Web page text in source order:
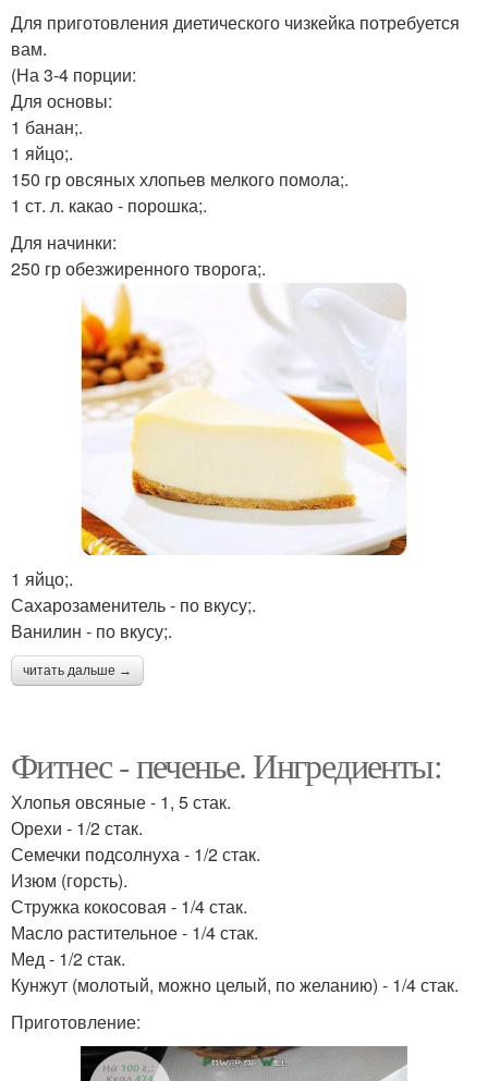
Для приготовления диетического чизкейка потребуется
вам.
(На 3-4 порции:
Для основы:
1 банан;.
1 яйцо;.
150 гр овсяных хлопьев мелкого помола;.
1 ст. л. какао - порошка;.
Для начинки:
250 гр обезжиренного творога;.
1 яйцо;.
Сахарозаменитель - по вкусу;.
Ванилин - по вкусу;.
читать дальше →
Фитнес - печенье. Ингредиенты:
Хлопья овсяные - 1, 5 стак.
Орехи - 1/2 стак.
Семечки подсолнуха - 1/2 стак.
Изюм (горсть).
Стружка кокосовая - 1/4 стак.
Масло растительное - 1/4 стак.
Мед - 1/2 стак.
Кунжут (молотый, можно целый, по желанию) - 1/4 стак.
Приготовление: